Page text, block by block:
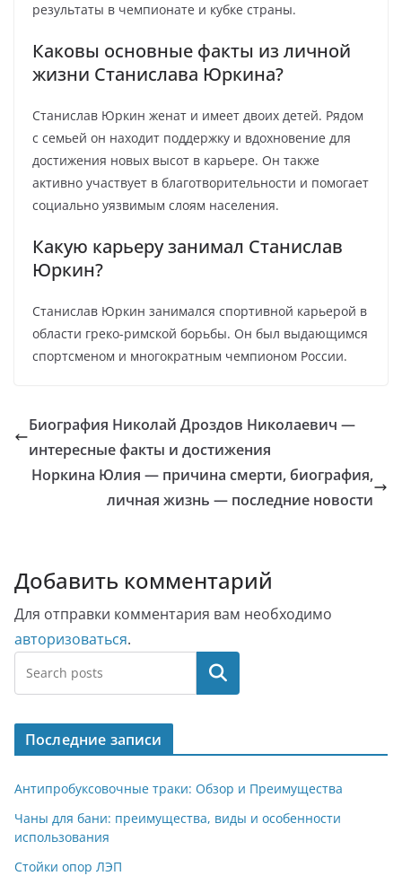
результаты в чемпионате и кубке страны.
Каковы основные факты из личной
жизни Станислава Юркина?
Станислав Юркин женат и имеет двоих детей. Рядом
с семьей он находит поддержку и вдохновение для
достижения новых высот в карьере. Он также
активно участвует в благотворительности и помогает
социально уязвимым слоям населения.
Какую карьеру занимал Станислав
Юркин?
Станислав Юркин занимался спортивной карьерой в
области греко-римской борьбы. Он был выдающимся
спортсменом и многократным чемпионом России.
Биография Николай Дроздов Николаевич —
интересные факты и достижения
Норкина Юлия — причина смерти, биография,
личная жизнь — последние новости
Добавить комментарий
Для отправки комментария вам необходимо
авторизоваться.
Поиск
Последние записи
Антипробуксовочные траки: Обзор и Преимущества
Чаны для бани: преимущества, виды и особенности
использования
Стойки опор ЛЭП